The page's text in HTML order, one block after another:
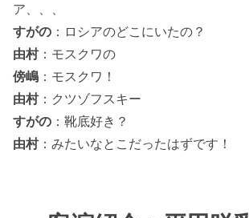
ア、、、
すがの ：ロシアのどこにいたの？
由村：モスクワの
傍嶋 ：モスクワ！
由村：クツゾフスキー
すがの ：靴底好き？
由村：みたいなとこだったはずです！